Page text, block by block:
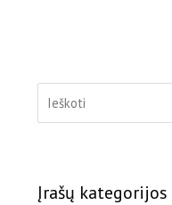
Įrašų kategorijos